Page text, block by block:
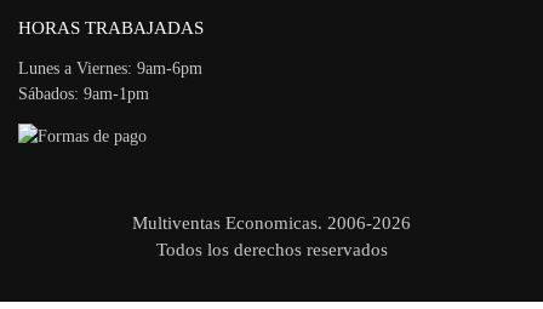
HORAS TRABAJADAS
Lunes a Viernes: 9am-6pm
Sábados: 9am-1pm
Multiventas Economicas. 2006-2026
Todos los derechos reservados